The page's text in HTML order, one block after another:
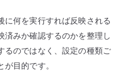
に何を実行すれば反映される
済みか確認するのかを整理し
るのではなく、設定の種類ご
目的です。